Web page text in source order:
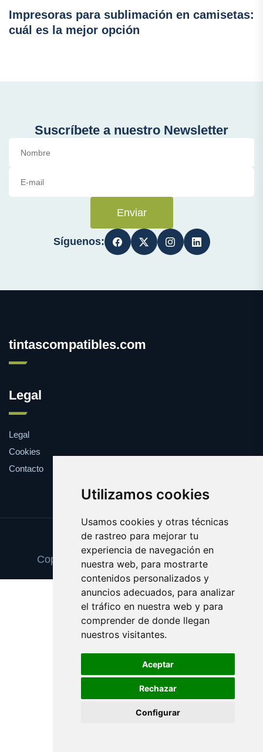
Utilizamos cookies
Usamos cookies y otras técnicas
de rastreo para mejorar tu
experiencia de navegación en
nuestra web, para mostrarte
contenidos personalizados y
anuncios adecuados, para analizar
el tráfico en nuestra web y para
comprender de donde llegan
nuestros visitantes.
Aceptar
Rechazar
Configurar
Impresoras para sublimación en camisetas:
cuál es la mejor opción
Suscríbete a nuestro Newsletter
Enviar
Síguenos:
tintascompatibles.com
Legal
Legal
Cookies
Contacto
Update cookies preferences
Copyright © 2025 tintascompatibles.com